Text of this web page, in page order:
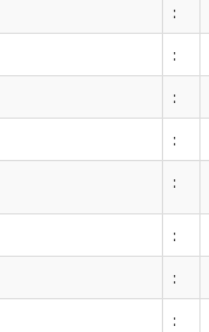
:
:
:
:
:
:
:
: